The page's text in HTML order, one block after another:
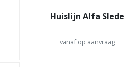
Huislijn Alfa Slede
vanaf op aanvraag